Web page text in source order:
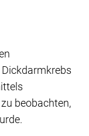
beobachten,